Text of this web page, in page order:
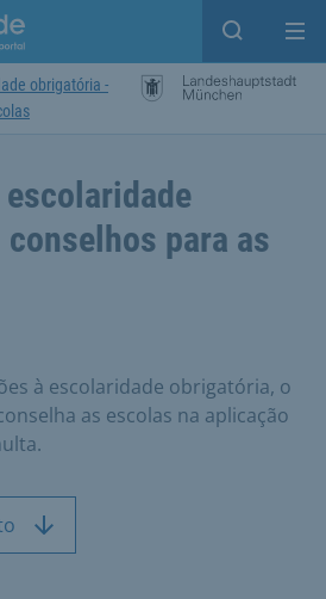
Open
obrigatória -
para as
à escolaridade obrigatória, o
as escolas na aplicação